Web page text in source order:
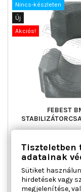
Nincs-készleten
Új
Akciós!
FEBEST
Beépítési oldal :
[mm] : 8,0,

Tiszteletben
adatainak
Sütiket
hirdetések vagy
megjelenítése,